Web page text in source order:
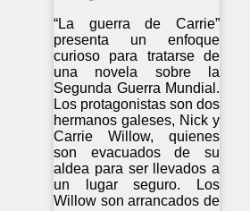
“La guerra de Carrie”
presenta un enfoque
curioso para tratarse de
una novela sobre la
Segunda Guerra Mundial.
Los protagonistas son dos
hermanos galeses, Nick y
Carrie Willow, quienes
son evacuados de su
aldea para ser llevados a
un lugar seguro. Los
Willow son arrancados de